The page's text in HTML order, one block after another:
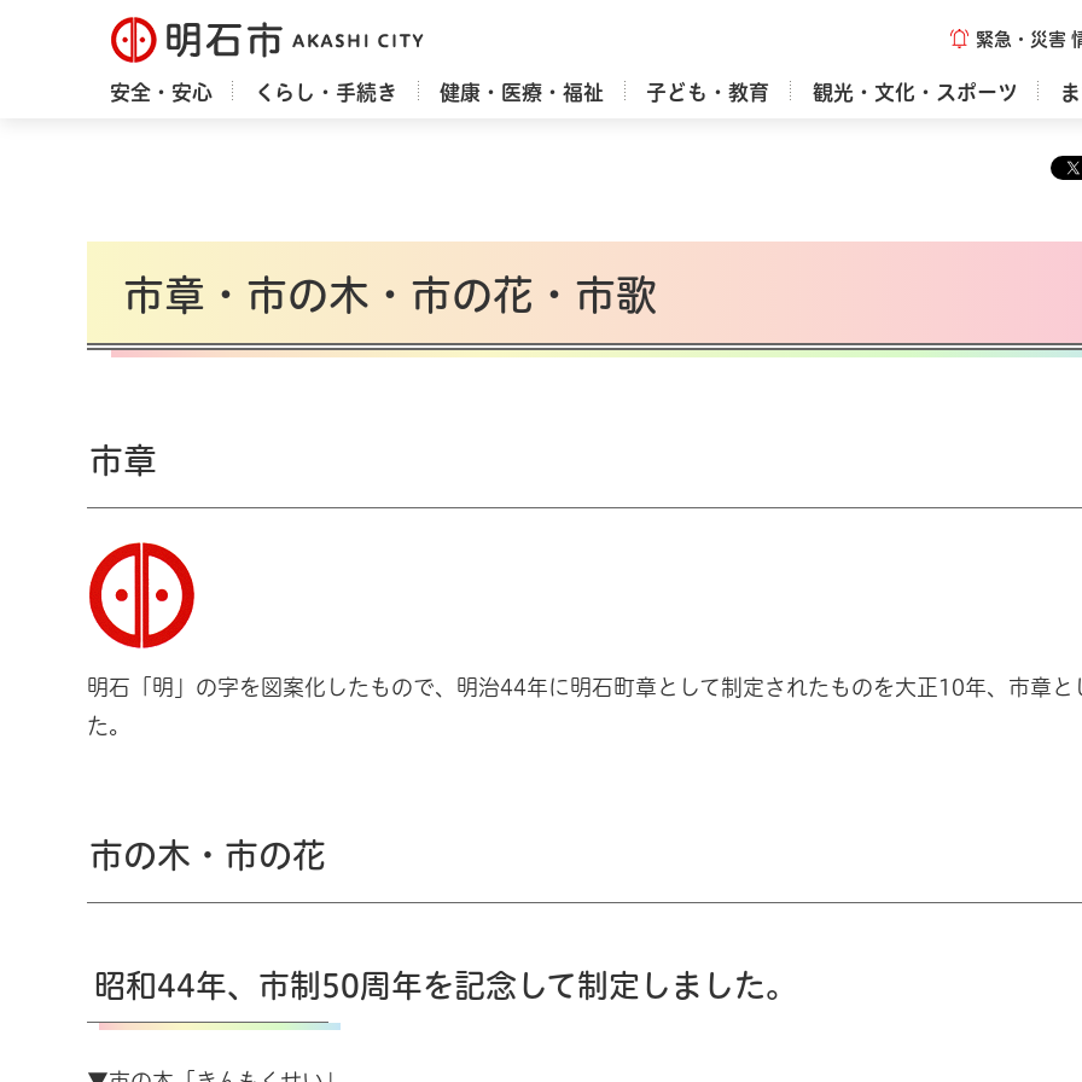
明石市 緊急・災害
安全・安心 くらし・手続き 健康・医療・福祉 子ども・教育 観光・文化・スポーツ
市章・市の木・市の花・市歌
市章
明石「明」の字を図案化したもので、明治44年に明石町章として制定されたものを大正10年、市章と
た。
市の木・市の花
昭和44年、市制50周年を記念して制定しました。